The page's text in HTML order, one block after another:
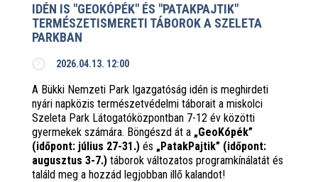
IDÉN IS "GEOKÓPÉK" ÉS "PATAKPAJTIK"
TERMÉSZETISMERETI TÁBOROK A SZELETA
PARKBAN
2026.04.13. 12:00
A Bükki Nemzeti Park Igazgatóság idén is meghirdeti
nyári napközis természetvédelmi táborait a miskolci
Szeleta Park Látogatóközpontban 7-12 év közötti
gyermekek számára. Böngészd át a „GeoKópék”
(időpont: július 27-31.) és „PatakPajtik” (időpont:
augusztus 3-7.) táborok változatos programkínálatát és
találd meg a hozzád legjobban illő kalandot!